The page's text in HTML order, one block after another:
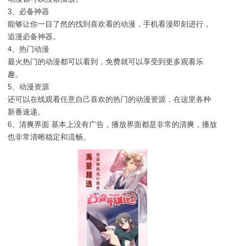
3、必备神器
能够让你一目了然的找到喜欢看的动漫，手机看漫即刻进行，
追漫必备神器。
4、热门动漫
最火热门的动漫都可以看到，免费就可以享受到更多观看乐
趣。
5、动漫资源
还可以在线观看任意自己喜欢的热门的动漫资源，在这里各种
新番速递。
6、清爽界面 基本上没有广告，播放界面都是非常的清爽，播放
也非常清晰稳定和流畅。